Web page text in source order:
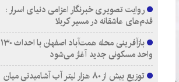
روایت تصویری خبرنگار اعزامی دنیای اسرار :
قدم‌های عاشقانه در مسیر کربلا
بازآفرینی محله همت‌آباد اصفهان با احداث ۱۳۰
واحد مسکونی جدید آغاز می‌شود
توزیع بیش از ۸۰ هزار لیتر آب آشامیدنی میان